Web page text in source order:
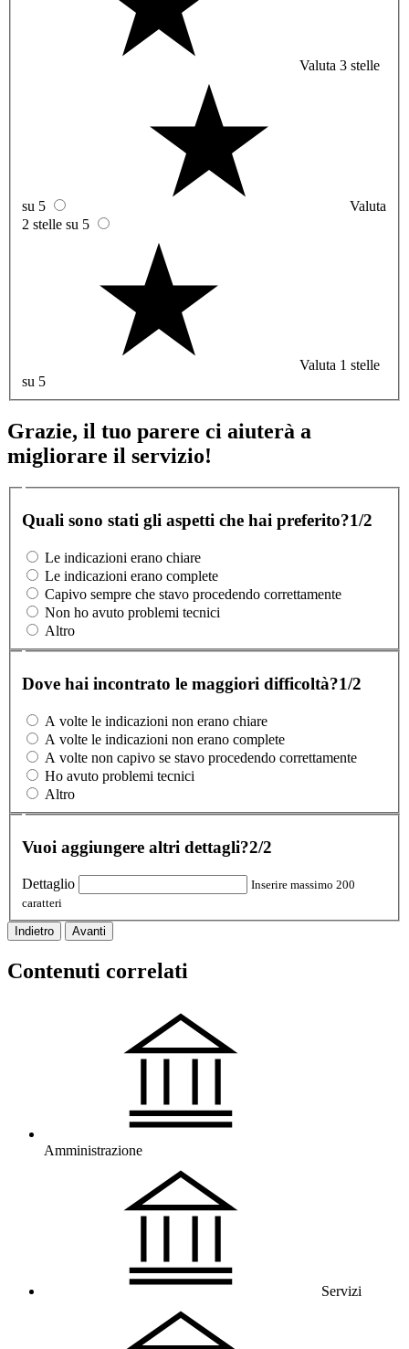
Valuta 3 stelle
su 5
Valuta
2 stelle su 5
Valuta 1 stelle
su 5
Grazie, il tuo parere ci aiuterà a
migliorare il servizio!
Quali sono stati gli aspetti che hai preferito?1/2
Le indicazioni erano chiare
Le indicazioni erano complete
Capivo sempre che stavo procedendo correttamente
Non ho avuto problemi tecnici
Altro
Dove hai incontrato le maggiori difficoltà?1/2
A volte le indicazioni non erano chiare
A volte le indicazioni non erano complete
A volte non capivo se stavo procedendo correttamente
Ho avuto problemi tecnici
Altro
Vuoi aggiungere altri dettagli?2/2
Dettaglio
Inserire massimo 200
caratteri
Indietro Avanti
Contenuti correlati
Amministrazione
Servizi